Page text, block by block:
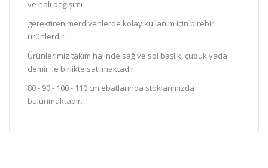
ve halı değişimi
gerektiren merdivenlerde kolay kullanım için birebir
ürünlerdir.
Ürünlerimiz takım halinde sağ ve sol başlık, çubuk yada
demir ile birlikte satılmaktadır.
80 - 90 - 100 - 110 cm ebatlarında stoklarımızda
bulunmaktadır.